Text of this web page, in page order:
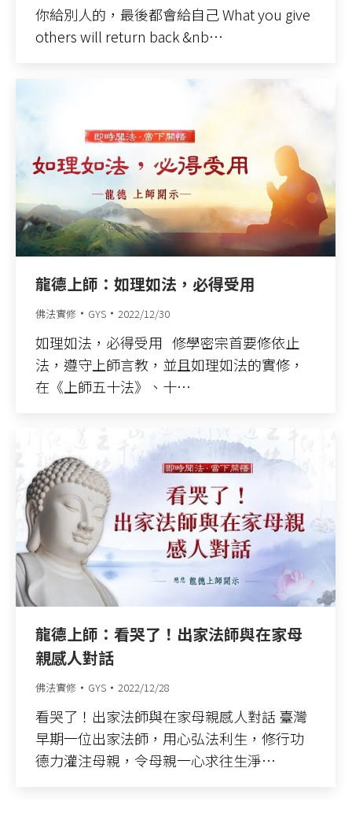
你給別人的，最後都會給自己 What you give
others will return back &nb…
龍德上師：如理如法，必得受用
佛法實修 GYS 2022/12/30
如理如法，必得受用 修學密宗首要修依止
法，遵守上師言教，並且如理如法的實修，
在《上師五十法》、十…
龍德上師：看哭了！出家法師與在家母
親感人對話
佛法實修 GYS 2022/12/28
看哭了！出家法師與在家母親感人對話 臺灣
早期一位出家法師，用心弘法利生，修行功
德力灌注母親，令母親一心求往生淨…